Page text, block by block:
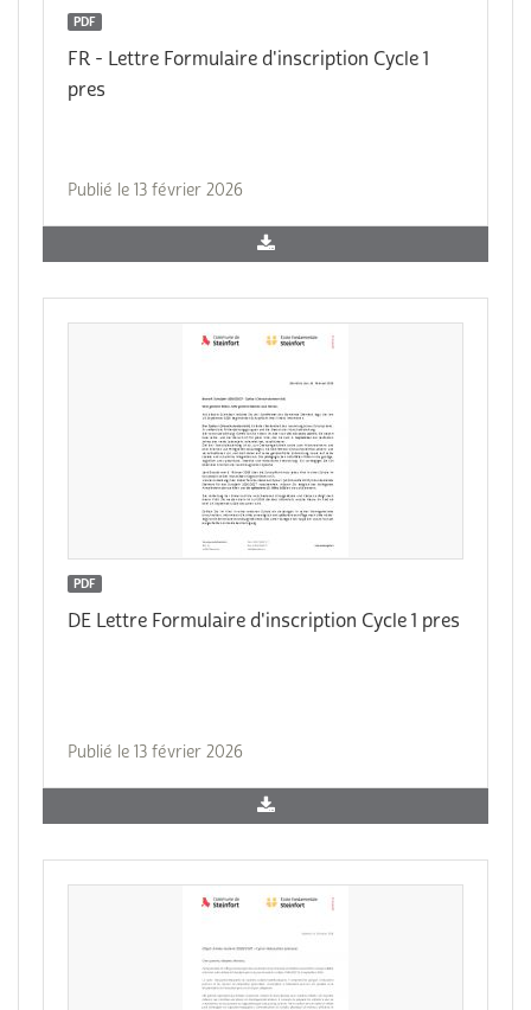
PDF
FR - Lettre Formulaire d'inscription Cycle 1
pres
Publié le 13 février 2026
PDF
DE Lettre Formulaire d'inscription Cycle 1 pres
Publié le 13 février 2026